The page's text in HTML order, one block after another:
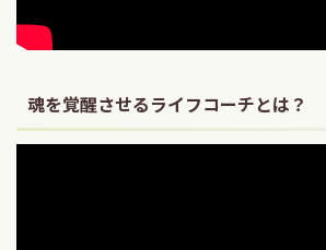
魂を覚醒させるライフコーチとは？